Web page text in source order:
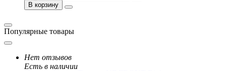
В корзину
Популярные товары
Нет отзывов
Есть в наличии